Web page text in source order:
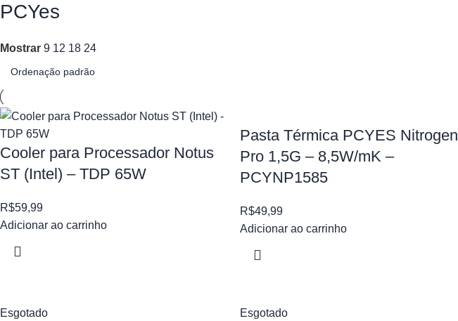
PCYes
Mostrar 9 12 18 24
Cooler para Processador Notus
ST (Intel) – TDP 65W
R$59,99
Adicionar ao carrinho
Pasta Térmica PCYES Nitrogen
Pro 1,5G – 8,5W/mK –
PCYNP1585
R$49,99
Adicionar ao carrinho
Esgotado Esgotado